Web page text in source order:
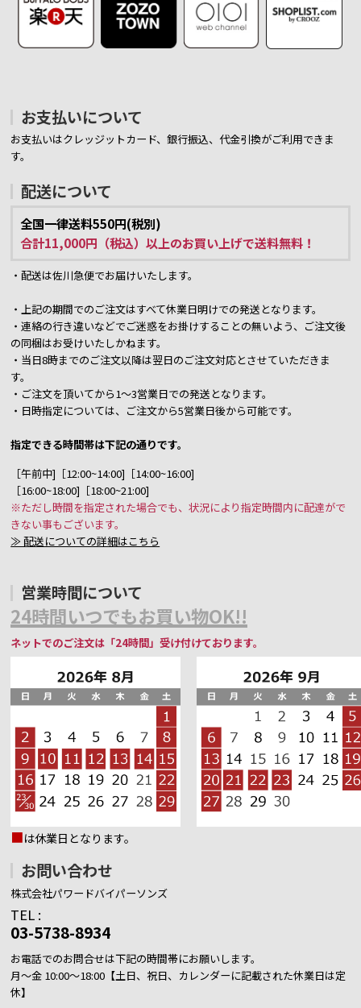
お支払いについて
お支払いはクレッジットカード、銀行振込、代金引換がご利用できま
す。
配送について
全国一律送料550円(税別)
合計11,000円（税込）以上のお買い上げで送料無料！
・配送は佐川急便でお届けいたします。
・上記の期間でのご注文はすべて休業日明けでの発送となります。
・連絡の行き違いなどでご迷惑をお掛けすることの無いよう、ご注文後
の同梱はお受けいたしかねます。
・当日8時までのご注文以降は翌日のご注文対応とさせていただきま
す。
・ご注文を頂いてから1～3営業日での発送となります。
・日時指定については、ご注文から5営業日後から可能です。
指定できる時間帯は下記の通りです。
［午前中]［12:00~14:00]［14:00~16:00]
［16:00~18:00]［18:00~21:00]
※ただし時間を指定された場合でも、状況により指定時間内に配達がで
きない事もございます。
≫ 配送についての詳細はこちら
営業時間について
24時間いつでもお買い物OK!!
ネットでのご注文は「24時間」受け付けております。
■は休業日となります。
お問い合わせ
株式会社パワードバイパーソンズ
TEL :
03-5738-8934
お電話でのお問合せは下記の時間帯にお願いします。
月～金 10:00～18:00【土日、祝日、カレンダーに記載された休業日は定
休】